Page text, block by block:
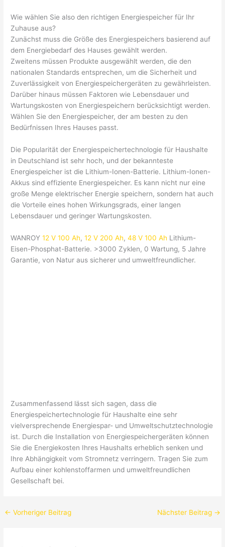
Wie wählen Sie also den richtigen Energiespeicher für Ihr
Zuhause aus?
Zunächst muss die Größe des Energiespeichers basierend auf
dem Energiebedarf des Hauses gewählt werden.
Zweitens müssen Produkte ausgewählt werden, die den
nationalen Standards entsprechen, um die Sicherheit und
Zuverlässigkeit von Energiespeichergeräten zu gewährleisten.
Darüber hinaus müssen Faktoren wie Lebensdauer und
Wartungskosten von Energiespeichern berücksichtigt werden.
Wählen Sie den Energiespeicher, der am besten zu den
Bedürfnissen Ihres Hauses passt.
Die Popularität der Energiespeichertechnologie für Haushalte
in Deutschland ist sehr hoch, und der bekannteste
Energiespeicher ist die Lithium-Ionen-Batterie. Lithium-Ionen-
Akkus sind effiziente Energiespeicher. Es kann nicht nur eine
große Menge elektrischer Energie speichern, sondern hat auch
die Vorteile eines hohen Wirkungsgrads, einer langen
Lebensdauer und geringer Wartungskosten.
WANROY 12 V 100 Ah,12 V 200 Ah,48 V 100 Ah Lithium-
Eisen-Phosphat-Batterie. >3000 Zyklen, 0 Wartung, 5 Jahre
Garantie, von Natur aus sicherer und umweltfreundlicher.
Zusammenfassend lässt sich sagen, dass die
Energiespeichertechnologie für Haushalte eine sehr
vielversprechende Energiespar- und Umweltschutztechnologie
ist. Durch die Installation von Energiespeichergeräten können
Sie die Energiekosten Ihres Haushalts erheblich senken und
Ihre Abhängigkeit vom Stromnetz verringern. Tragen Sie zum
Aufbau einer kohlenstoffarmen und umweltfreundlichen
Gesellschaft bei.
← Vorheriger Beitrag Nächster Beitrag →